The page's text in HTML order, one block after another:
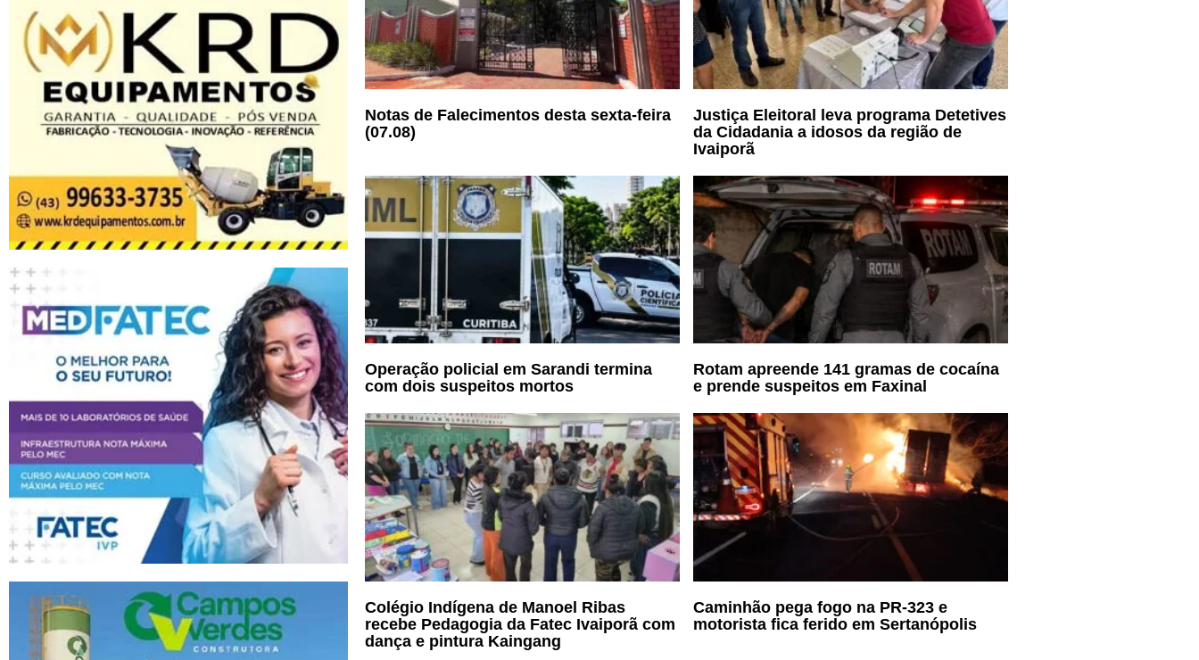
Notas de Falecimentos desta sexta-feira
(07.08)
Justiça Eleitoral leva programa Detetives
da Cidadania a idosos da região de
Ivaiporã
Operação policial em Sarandi termina
com dois suspeitos mortos
Rotam apreende 141 gramas de cocaína
e prende suspeitos em Faxinal
Colégio Indígena de Manoel Ribas
recebe Pedagogia da Fatec Ivaiporã com
dança e pintura Kaingang
Caminhão pega fogo na PR-323 e
motorista fica ferido em Sertanópolis